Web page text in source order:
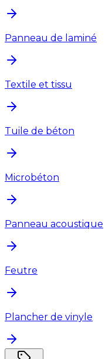
Panneau de laminé
Textile et tissu
Tuile de béton
Microbéton
Panneau acoustique
Feutre
Plancher de vinyle